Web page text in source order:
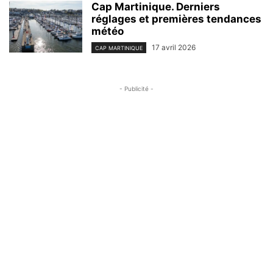
Cap Martinique. Derniers
réglages et premières tendances
météo
CAP MARTINIQUE 17 avril 2026
- Publicité -